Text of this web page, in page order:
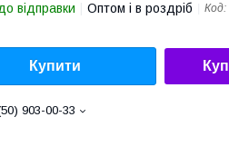
відправки Оптом і в роздріб Код:
Купити
903-00-33